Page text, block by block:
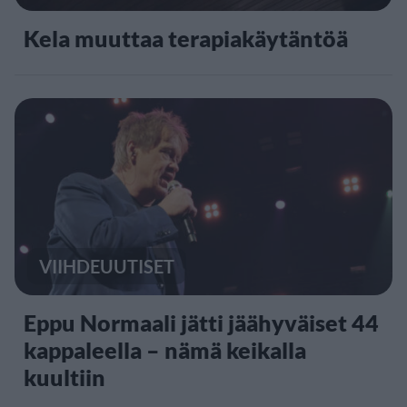
Kela muuttaa terapiakäytäntöä
VIIHDEUUTISET
Eppu Normaali jätti jäähyväiset 44
kappaleella – nämä keikalla
kuultiin